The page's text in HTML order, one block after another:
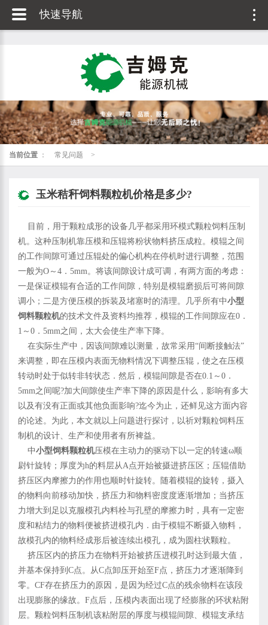
当前位置 ： 常见问题 >
玉米秸秆饲料颗粒机价格是多少?
目前，用于颗粒成形的设备几乎都采用环模式颗粒饲料压制
机。这种压制机靠压模和压辊将粉状物料挤压成粒。模辊之间
的工作间隙可通过压辊处的偏心机构在停机时进行调整，范围
一般为O～4．5mm。将该间隙设计成可调，有两方面的考虑：
一是保证模辊有合适的工作间隙，特别是模辊磨损后可将间隙
调小；二是方便压模的拆装及堵塞时的清理。几乎所有中小型
饲料颗粒机的技术文件及资料均推荐，模辊的工作间隙应在0．
1～0．5mm之间，太大会使生产率下降。
在实际生产中，因该间隙难以测量，故常采用“间断接触法”
来调整，即在压模内表面无物料情况下调整压辊，使之在压模
转动时处于似转非转状态．然后，模辊间隙是否在0.1～0．
5mm之间呢?加大间隙使生产率下降的原因是什么，影响有多大
以及有没有正面或其他负面影响?迄今为止，还鲜见这方面内容
的论述。为此，本文就以上问题进行探讨，以祈对颗粒饲料压
制机的设计、生产和使用者有所裨益。
中小型饲料颗粒机压模在主动力的驱动下以一定的转速ω顺
尉针旋转；厚度为h的料层从A点开始被摄进挤压区；压辊借助
挤压区内摩擦力的作用也顺时针旋转。随着模辊的旋转，摄入
的物料向前移动加快，挤压力和物料密度度逐渐增加；当挤压
力增大到足以克服模孔内料栓与孔壁的摩擦力时，具有一定密
度和粘结力的物料便被挤进模孔内．由于模辊不断摄入物料，
故模孔内的物料经成形后被连续出模孔，成为圆柱状颗粒。
挤压区内的挤压力在物料开始被挤压进模孔时达到最大值，
并基本保持到C点。从C点卸压开始至F点，挤压力才逐渐降到
零。CF存在挤压力的原因，是因为经过C点的残余物料在该段
出现膨胀的缘故。F点后，压模内表面出现了经膨胀的环状粘附
层。颗粒饲料压制机该粘附层的厚度与模辊间隙、模辊支承结
快速导航